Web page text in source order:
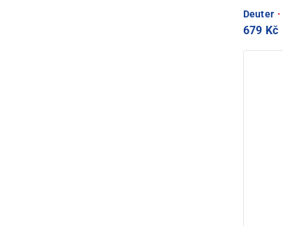
Deuter ·
679 Kč